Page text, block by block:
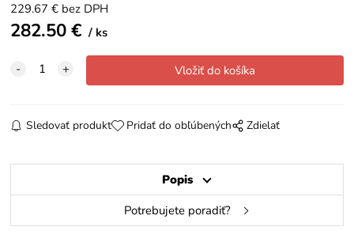
229.67 € bez DPH
282.50€ ks
Sledovať produkt Pridať do obľúbených Zdielať
Popis
Potrebujete poradiť?